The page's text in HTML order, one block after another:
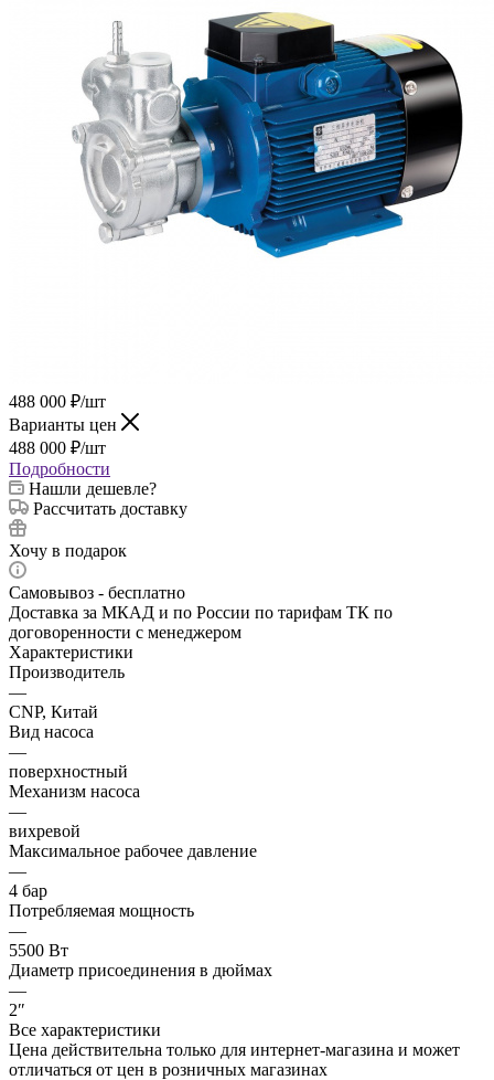
488 000 ₽/шт
Варианты цен
488 000 ₽/шт
Подробности
Нашли дешевле?
Рассчитать доставку
Хочу в подарок
Самовывоз - бесплатно
Доставка за МКАД и по России по тарифам ТК по
договоренности с менеджером
Характеристики
Производитель
—
CNP, Китай
Вид насоса
—
поверхностный
Механизм насоса
—
вихревой
Максимальное рабочее давление
—
4 бар
Потребляемая мощность
—
5500 Вт
Диаметр присоединения в дюймах
—
2″
Все характеристики
Цена действительна только для интернет-магазина и может
отличаться от цен в розничных магазинах